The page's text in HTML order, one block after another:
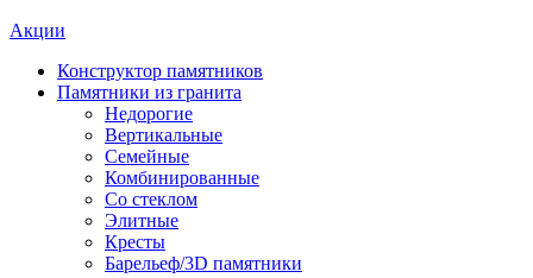
Акции
Конструктор памятников
Памятники из гранита
Недорогие
Вертикальные
Семейные
Комбинированные
Со стеклом
Элитные
Кресты
Барельеф/3D памятники